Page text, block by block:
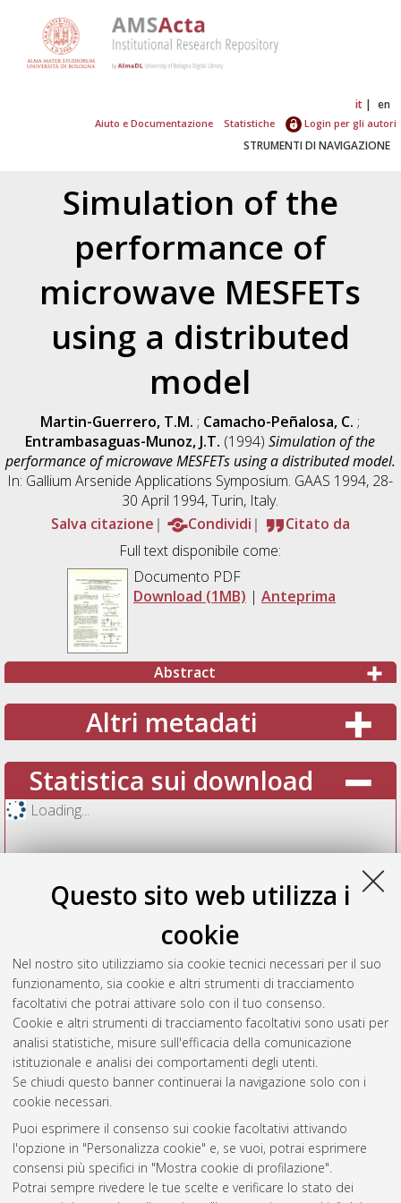
Questo sito web utilizza i
cookie
Nel nostro sito utilizziamo sia cookie tecnici necessari per il suo
funzionamento, sia cookie e altri strumenti di tracciamento
facoltativi che potrai attivare solo con il tuo consenso.
Cookie e altri strumenti di tracciamento facoltativi sono usati per
analisi statistiche, misure sull'efficacia della comunicazione
istituzionale e analisi dei comportamenti degli utenti.
Se chiudi questo banner continuerai la navigazione solo con i
cookie necessari.
Puoi esprimere il consenso sui cookie facoltativi attivando
l'opzione in "Personalizza cookie" e, se vuoi, potrai esprimere
consensi più specifici in "Mostra cookie di profilazione".
Potrai sempre rivedere le tue scelte e verificare lo stato dei
it en
Aiuto e Documentazione Statistiche Login per gli autori
STRUMENTI DI NAVIGAZIONE
Simulation of the
performance of
microwave MESFETs
using a distributed
model
Martin-Guerrero, T.M. ; Camacho-Peñalosa, C. ;
Entrambasaguas-Munoz, J.T. (1994)Simulation of the
performance of microwave MESFETs using a distributed model.
In: Gallium Arsenide Applications Symposium. GAAS 1994, 28-
30 April 1994, Turin, Italy.
Salva citazione
Condividi
Citato da
Full text disponibile come:
Documento PDF
Download (1MB) | Anteprima
Abstract
Altri metadati
Statistica sui download
Loading...
Vedi altre statistiche
Gestione del documento:
Atom
AMS Acta
ISSN: 2038-7954
re3data.org -
doi.org/10.17616/R3P19R